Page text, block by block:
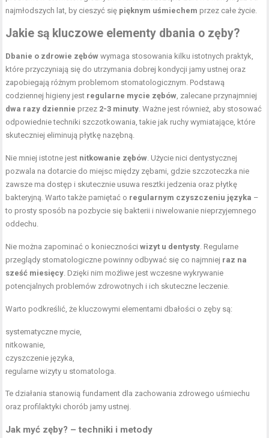
najmłodszych lat, by cieszyć się pięknym uśmiechem przez całe życie.
Jakie są kluczowe elementy dbania o zęby?
Dbanie o zdrowie zębów wymaga stosowania kilku istotnych praktyk,
które przyczyniają się do utrzymania dobrej kondycji jamy ustnej oraz
zapobiegają różnym problemom stomatologicznym. Podstawą
codziennej higieny jest regularne mycie zębów , zalecane przynajmniej
dwa razy dziennie przez 2-3 minuty . Ważne jest również, aby stosować
odpowiednie techniki szczotkowania, takie jak ruchy wymiatające, które
skuteczniej eliminują płytkę nazębną.
Nie mniej istotne jest nitkowanie zębów . Użycie nici dentystycznej
pozwala na dotarcie do miejsc między zębami, gdzie szczoteczka nie
zawsze ma dostęp i skutecznie usuwa resztki jedzenia oraz płytkę
bakteryjną. Warto także pamiętać o regularnym czyszczeniu języka –
to prosty sposób na pozbycie się bakterii i niwelowanie nieprzyjemnego
oddechu.
Nie można zapominać o koniecznościwizyt u dentysty . Regularne
przeglądy stomatologiczne powinny odbywać się co najmniej raz na
sześć miesięcy . Dzięki nim możliwe jest wczesne wykrywanie
potencjalnych problemów zdrowotnych i ich skuteczne leczenie.
Warto podkreślić, że kluczowymi elementami dbałości o zęby są:
systematyczne mycie,
nitkowanie,
czyszczenie języka,
regularne wizyty u stomatologa.
Te działania stanowią fundament dla zachowania zdrowego uśmiechu
oraz profilaktyki chorób jamy ustnej.
Jak myć zęby? – techniki i metody